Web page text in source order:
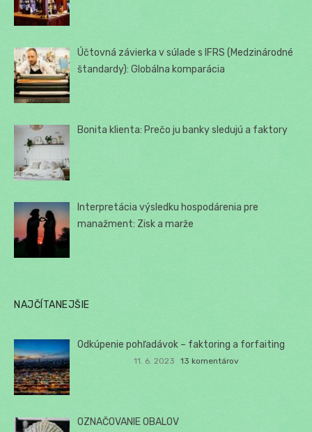
Účtovná závierka v súlade s IFRS (Medzinárodné
štandardy): Globálna komparácia
Bonita klienta: Prečo ju banky sledujú a faktory
Interpretácia výsledku hospodárenia pre
manažment: Zisk a marže
NAJČÍTANEJŠIE
Odkúpenie pohľadávok – faktoring a forfaiting
11. 6. 2023 13 komentárov
OZNAČOVANIE OBALOV